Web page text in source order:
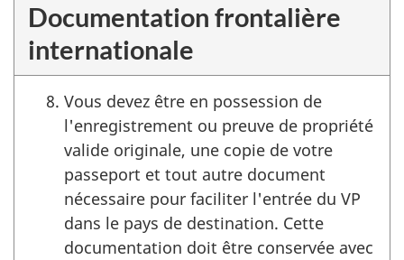
Documentation frontalière
internationale
Vous devez être en possession de
l'enregistrement ou preuve de propriété
valide originale, une copie de votre
passeport et tout autre document
nécessaire pour faciliter l'entrée du VP
dans le pays de destination. Cette
documentation doit être conservée avec